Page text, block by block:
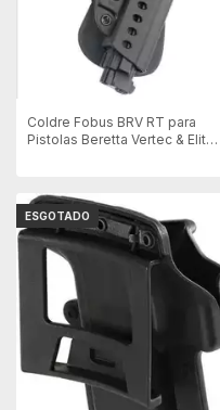
Coldre Fobus BRV RT para
Pistolas Beretta Vertec & Elite
ESGOTADO